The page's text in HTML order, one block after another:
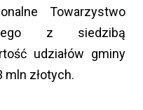
Towarzystwo
z siedzibą
udziałów gminy
mln złotych.